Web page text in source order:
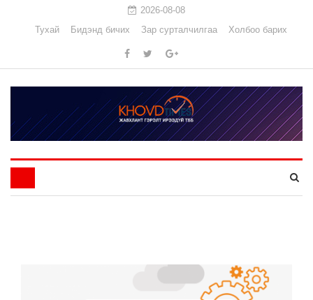
2026-08-08
Тухай
Бидэнд бичих Зар сурталчилгаа Холбоо барих